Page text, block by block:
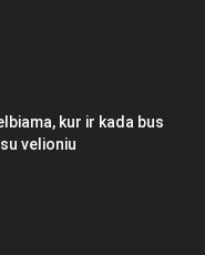
kur ir kada bus
velioniu